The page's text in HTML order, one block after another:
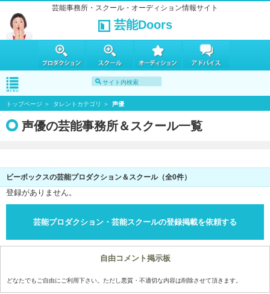
芸能事務所・スクール・オーディション情報サイト
芸能Doors
トップページ タレントカテゴリ 声優
声優の芸能事務所＆スクール一覧
ビーボックスの芸能プロダクション＆スクール（全0件）
登録がありません。
芸能プロダクション・芸能スクールの登録掲載を依頼する
自由コメント掲示板
どなたでもご自由にご利用下さい。ただし悪質・不適切な内容は削除させて頂きます。